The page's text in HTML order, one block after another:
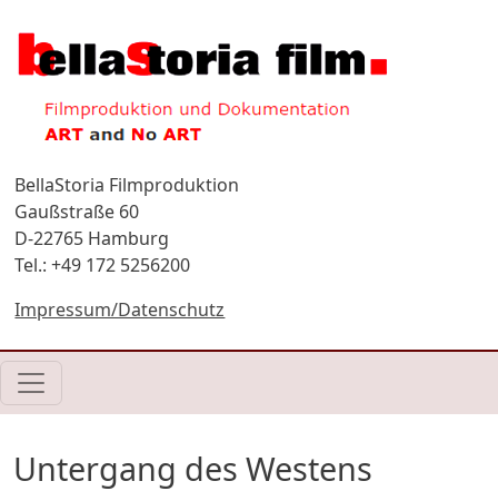
BellaStoria Filmproduktion
Gaußstraße 60
D-22765 Hamburg
Tel.: +49 172 5256200
Impressum/Datenschutz
Untergang des Westens